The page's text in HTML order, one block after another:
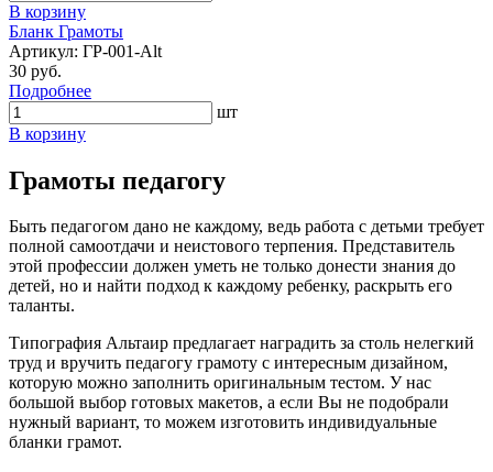
В корзину
Бланк Грамоты
Артикул: ГР-001-Alt
30 руб.
Подробнее
шт
В корзину
Грамоты педагогу
Быть педагогом дано не каждому, ведь работа с детьми требует
полной самоотдачи и неистового терпения. Представитель
этой профессии должен уметь не только донести знания до
детей, но и найти подход к каждому ребенку, раскрыть его
таланты.
Типография Альтаир предлагает наградить за столь нелегкий
труд и вручить педагогу грамоту с интересным дизайном,
которую можно заполнить оригинальным тестом. У нас
большой выбор готовых макетов, а если Вы не подобрали
нужный вариант, то можем изготовить индивидуальные
бланки грамот.